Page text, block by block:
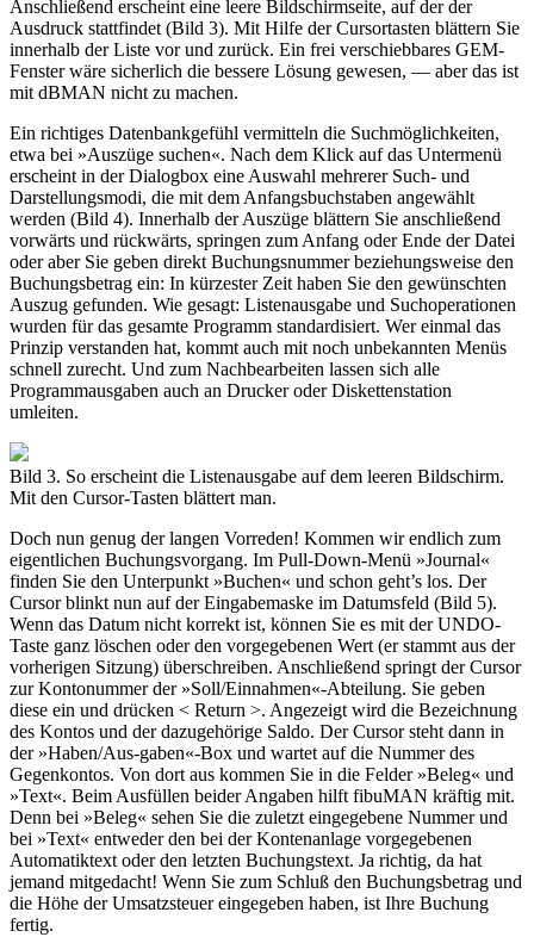
Anschließend erscheint eine leere Bildschirmseite, auf der der
Ausdruck stattfindet (Bild 3). Mit Hilfe der Cursortasten blättern Sie
innerhalb der Liste vor und zurück. Ein frei verschiebbares GEM-
Fenster wäre sicherlich die bessere Lösung gewesen, — aber das ist
mit dBMAN nicht zu machen.
Ein richtiges Datenbankgefühl vermitteln die Suchmöglichkeiten,
etwa bei »Auszüge suchen«. Nach dem Klick auf das Untermenü
erscheint in der Dialogbox eine Auswahl mehrerer Such- und
Darstellungsmodi, die mit dem Anfangsbuchstaben angewählt
werden (Bild 4). Innerhalb der Auszüge blättern Sie anschließend
vorwärts und rückwärts, springen zum Anfang oder Ende der Datei
oder aber Sie geben direkt Buchungsnummer beziehungsweise den
Buchungsbetrag ein: In kürzester Zeit haben Sie den gewünschten
Auszug gefunden. Wie gesagt: Listenausgabe und Suchoperationen
wurden für das gesamte Programm standardisiert. Wer einmal das
Prinzip verstanden hat, kommt auch mit noch unbekannten Menüs
schnell zurecht. Und zum Nachbearbeiten lassen sich alle
Programmausgaben auch an Drucker oder Diskettenstation
umleiten.
Bild 3. So erscheint die Listenausgabe auf dem leeren Bildschirm.
Mit den Cursor-Tasten blättert man.
Doch nun genug der langen Vorreden! Kommen wir endlich zum
eigentlichen Buchungsvorgang. Im Pull-Down-Menü »Journal«
finden Sie den Unterpunkt »Buchen« und schon geht’s los. Der
Cursor blinkt nun auf der Eingabemaske im Datumsfeld (Bild 5).
Wenn das Datum nicht korrekt ist, können Sie es mit der UNDO-
Taste ganz löschen oder den vorgegebenen Wert (er stammt aus der
vorherigen Sitzung) überschreiben. Anschließend springt der Cursor
zur Kontonummer der »Soll/Einnahmen«-Abteilung. Sie geben
diese ein und drücken < Return >. Angezeigt wird die Bezeichnung
des Kontos und der dazugehörige Saldo. Der Cursor steht dann in
der »Haben/Aus-gaben«-Box und wartet auf die Nummer des
Gegenkontos. Von dort aus kommen Sie in die Felder »Beleg« und
»Text«. Beim Ausfüllen beider Angaben hilft fibuMAN kräftig mit.
Denn bei »Beleg« sehen Sie die zuletzt eingegebene Nummer und
bei »Text« entweder den bei der Kontenanlage vorgegebenen
Automatiktext oder den letzten Buchungstext. Ja richtig, da hat
jemand mitgedacht! Wenn Sie zum Schluß den Buchungsbetrag und
die Höhe der Umsatzsteuer eingegeben haben, ist Ihre Buchung
fertig.